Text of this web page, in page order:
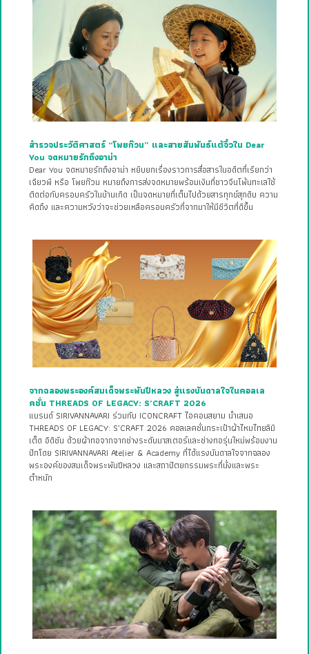
สำรวจประวัติศาสตร์ “โพยก๊วน” และสายสัมพันธ์แต้จิ๋วใน Dear
You จดหมายรักถึงอาม่า
Dear You จดหมายรักถึงอาม่า หยิบยกเรื่องราวการสื่อสารในอดีตที่เรียกว่า
เฉียวพี หรือ โพยก๊วน หมายถึงการส่งจดหมายพร้อมเงินที่ชาวจีนโพ้นทะเลใช้
ติดต่อกับครอบครัวในบ้านเกิด เป็นจดหมายที่เต็มไปด้วยสารทุกข์สุกดิบ ความ
คิดถึง และความหวังว่าจะช่วยเหลือครอบครัวที่จากมาให้มีชีวิตที่ดีขึ้น
จากฉลองพระองค์สมเด็จพระพันปีหลวง สู่แรงบันดาลใจในคอลเล
คชั่น THREADS OF LEGACY: S’CRAFT 2026
แบรนด์ SIRIVANNAVARI ร่วมกับ ICONCRAFT ไอคอนสยาม นำเสนอ
THREADS OF LEGACY: S’CRAFT 2026 คอลเลคชั่นกระเป๋าผ้าไหมไทยลิมิ
เต็ด อิดิชัน ด้วยผ้าทอจากจากช่างระดับมาสเตอร์และช่างทอรุ่นใหม่พร้อมงาน
ปักโดย SIRIVANNAVARI Atelier & Academy ที่ได้แรงบันดาลใจจากฉลอง
พระองค์ของสมเด็จพระพันปีหลวง และสถาปัตยกรรมพระที่นั่งและพระ
ตำหนัก